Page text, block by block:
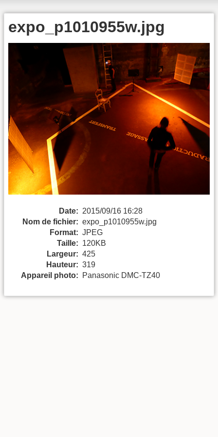
expo_p1010955w.jpg
Date: 2015/09/16 16:28
Nom de fichier: expo_p1010955w.jpg
Format: JPEG
Taille: 120KB
Largeur: 425
Hauteur: 319
Appareil photo:
Panasonic DMC-TZ40